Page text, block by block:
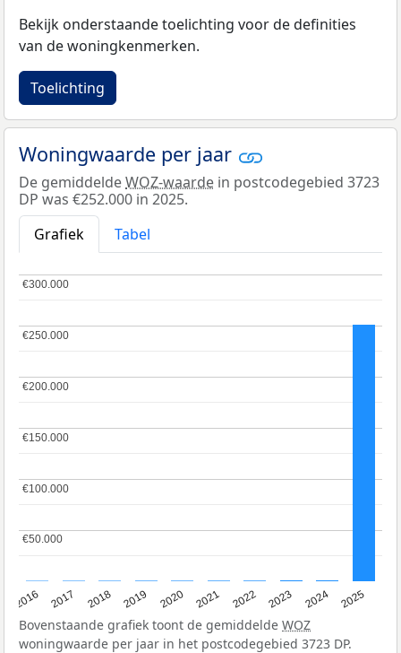
Bekijk onderstaande toelichting voor de definities
van de woningkenmerken.
Toelichting
Woningwaarde per jaar
De gemiddeldeWOZ-waarde in postcodegebied 3723
DP was €252.000 in 2025.
Grafiek
Tabel
2016 2017 2018 2019 2020 2021 2022 2023 2024 2025
€50.000
€50.000
€100.000
€100.000
€150.000
€150.000
€200.000
€200.000
€250.000
€250.000
€300.000
€300.000
Bovenstaande grafiek toont de gemiddelde WOZ
woningwaarde per jaar in het postcodegebied 3723 DP.